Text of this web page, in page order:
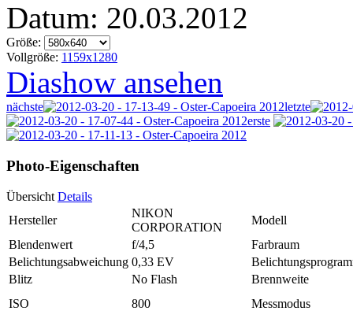
Datum: 20.03.2012
Größe:
Vollgröße: 1159x1280
Diashow ansehen
nächste
letzte
erste
Photo-Eigenschaften
Übersicht Details
Hersteller
NIKON
CORPORATION
Modell
Blendenwert
f/4,5
Farbraum
Belichtungsabweichung 0,33 EV
Blitz
No Flash
Brennweite
ISO
800 Messmodus